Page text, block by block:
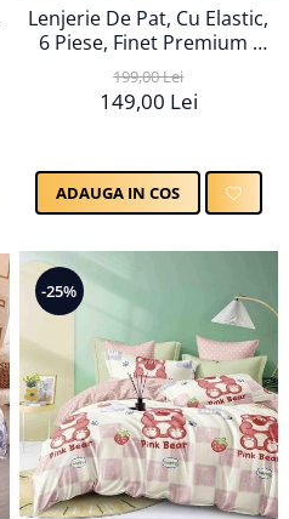
Lenjerie De Pat, Cu Elastic,
6 Piese, Finet Premium -
LPBF6PE17
199,00 Lei
149,00 Lei
ADAUGA IN COS
-25%